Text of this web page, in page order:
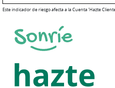
Este indicador de riesgo afecta a la Cuenta ‘Hazte
contenido,
por
espere...